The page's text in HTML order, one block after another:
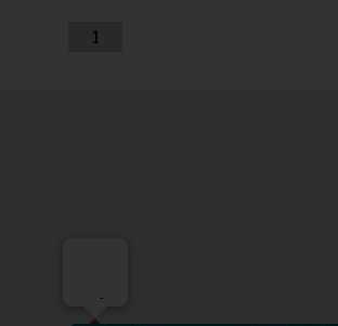
1
-